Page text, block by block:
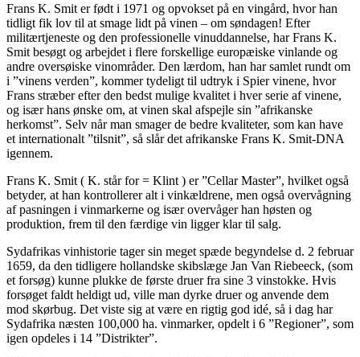
Frans K. Smit er født i 1971 og opvokset på en vingård, hvor han
tidligt fik lov til at smage lidt på vinen – om søndagen! Efter
militærtjeneste og den professionelle vinuddannelse, har Frans K.
Smit besøgt og arbejdet i flere forskellige europæiske vinlande og
andre oversøiske vinområder. Den lærdom, han har samlet rundt om
i ”vinens verden”, kommer tydeligt til udtryk i Spier vinene, hvor
Frans stræber efter den bedst mulige kvalitet i hver serie af vinene,
og især hans ønske om, at vinen skal afspejle sin ”afrikanske
herkomst”. Selv når man smager de bedre kvaliteter, som kan have
et internationalt ”tilsnit”, så slår det afrikanske Frans K. Smit-DNA
igennem.
Frans K. Smit ( K. står for = Klint ) er ”Cellar Master”, hvilket også
betyder, at han kontrollerer alt i vinkældrene, men også overvågning
af pasningen i vinmarkerne og især overvåger han høsten og
produktion, frem til den færdige vin ligger klar til salg.
Sydafrikas vinhistorie tager sin meget spæde begyndelse d. 2 februar
1659, da den tidligere hollandske skibslæge Jan Van Riebeeck, (som
et forsøg) kunne plukke de første druer fra sine 3 vinstokke. Hvis
forsøget faldt heldigt ud, ville man dyrke druer og anvende dem
mod skørbug. Det viste sig at være en rigtig god idé, så i dag har
Sydafrika næsten 100,000 ha. vinmarker, opdelt i 6 ”Regioner”, som
igen opdeles i 14 ”Distrikter”.